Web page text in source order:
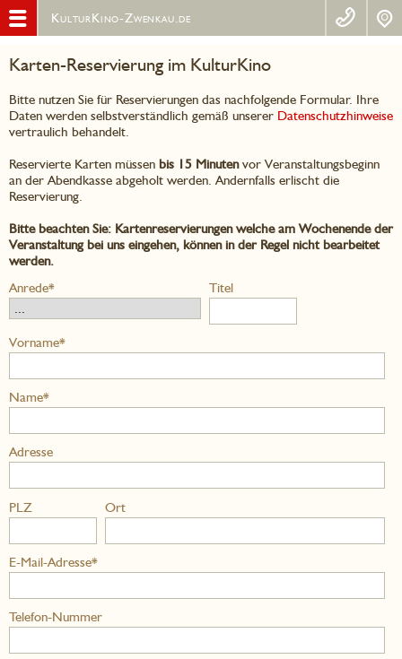
KulturKino-Zwenkau.de
Karten-Reservierung im KulturKino
Bitte nutzen Sie für Reservierungen das nachfolgende Formular. Ihre
Daten werden selbstverständlich gemäß unserer Datenschutzhinweise
vertraulich behandelt.
Reservierte Karten müssen bis 15 Minutenvor Veranstaltungsbeginn
an der Abendkasse abgeholt werden. Andernfalls erlischt die
Reservierung.
Bitte beachten Sie: Kartenreservierungen welche am Wochenende der
Veranstaltung bei uns eingehen, können in der Regel nicht bearbeitet
werden.
Anrede*
Titel
Vorname*
Name*
Adresse
PLZ Ort
E-Mail-Adresse*
Telefon-Nummer